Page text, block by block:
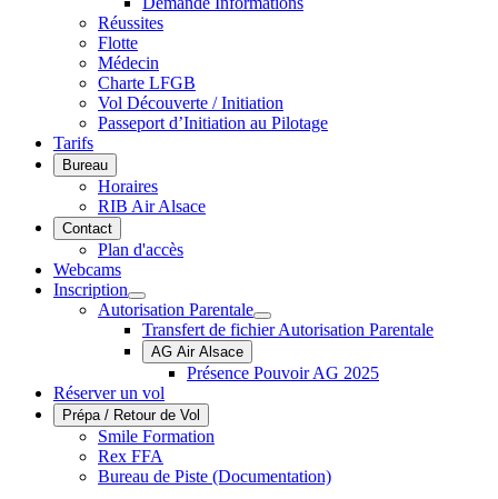
Réussites
Flotte
Médecin
Charte LFGB
Vol Découverte / Initiation
Passeport d’Initiation au Pilotage
Tarifs
Bureau
Horaires
RIB Air Alsace
Contact
Plan d'accès
Webcams
Inscription
Autorisation Parentale
Transfert de fichier Autorisation Parentale
AG Air Alsace
Présence Pouvoir AG 2025
Réserver un vol
Prépa / Retour de Vol
Smile Formation
Rex FFA
Bureau de Piste (Documentation)